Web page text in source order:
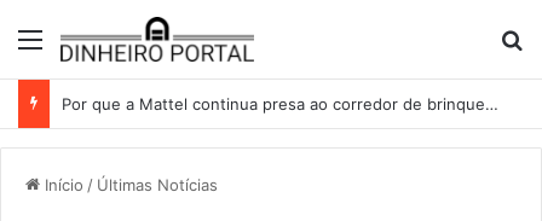
Menu
Por que a Mattel continua presa ao corredor de brinquedos
Início / Últimas Notícias